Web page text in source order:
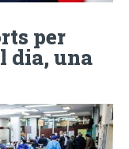
per
dia, una